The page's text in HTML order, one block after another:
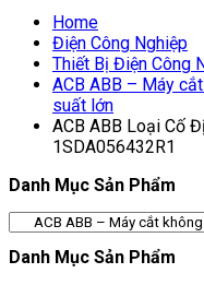
Home
Điện Công Nghiệp
Thiết Bị Điện Công
ACB ABB – Máy
suất lớn
ACB ABB Loại Cố
1SDA056432R1
Danh Mục Sản Phẩm
Danh Mục Sản Phẩm